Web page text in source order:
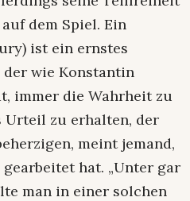
dem Spiel. Ein
ist ein ernstes
der wie Konstantin
immer die Wahrheit zu
Urteil zu erhalten, der
meint jemand,
hat. „Unter gar
man in einer solchen